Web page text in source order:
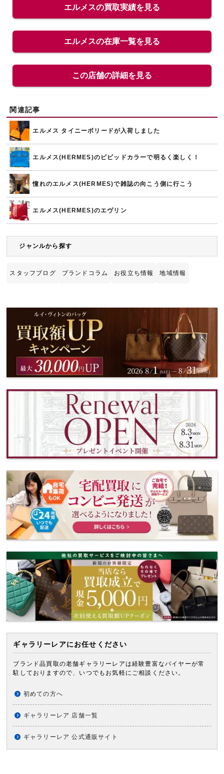
エルメスの買取実績を見る
エルメスの在庫一覧を見る
この店舗の詳細を見る
関連記事
エルメス タイニーボリードが入荷しました
エルメス(HERMES)のビビッドカラーで明るく楽しく！
憧れのエルメス(HERMES)で雑誌の向こう側に行こう
エルメス(HERMES)のエヴリン
ギャラリーレアにお任せください
ブランド品買取の老舗ギャラリーレアは経験豊富なバイヤーが常
駐しておりますので、いつでもお気軽にご相談ください。
初めての方へ
ギャラリーレア 店舗一覧
ギャラリーレア 公式通販サイト
ジャンルから探す
スタッフブログ ブランドコラム お役立ち情報 地域情報